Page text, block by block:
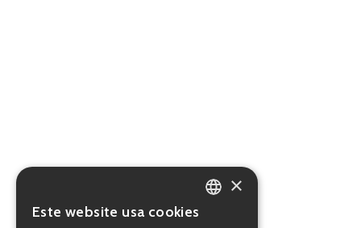
PORTUGUESE
×
Este website usa cookies